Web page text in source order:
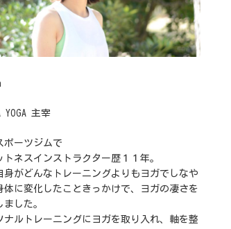
YOGA 主宰
ポーツジムで
トネスインストラクター歴１１年。
身がどんなトレーニングよりもヨガでしなや
体に変化したこときっかけで、ヨガの凄さを
ました。
ナルトレーニングにヨガを取り入れ、軸を整